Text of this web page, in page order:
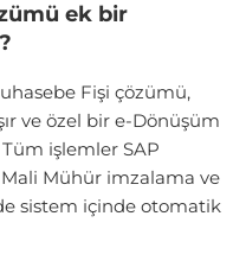
ek bir
Fişi çözümü,
ve özel bir e-Dönüşüm
işlemler SAP
Mühür imzalama ve
sistem içinde otomatik